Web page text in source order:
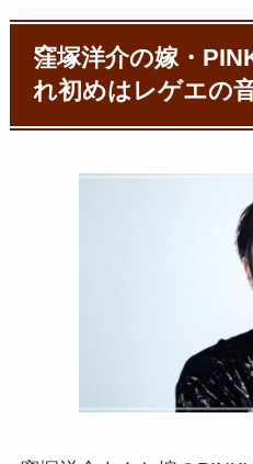
窪塚洋介の嫁・
れ初めはレゲエの